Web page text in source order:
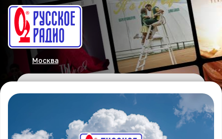
Москва